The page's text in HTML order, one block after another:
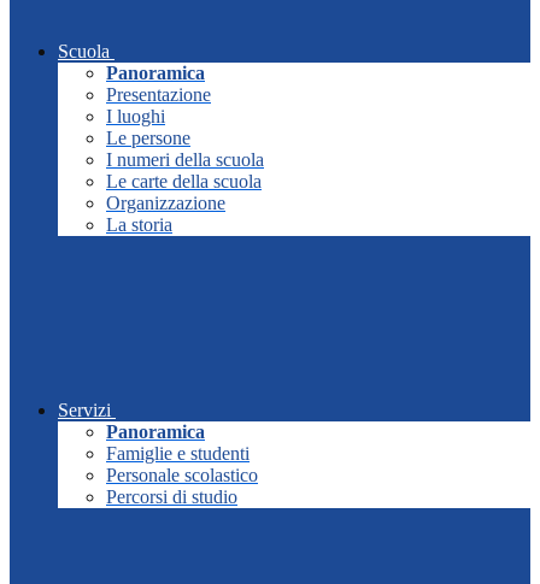
Scuola
Panoramica
Presentazione
I luoghi
Le persone
I numeri della scuola
Le carte della scuola
Organizzazione
La storia
Servizi
Panoramica
Famiglie e studenti
Personale scolastico
Percorsi di studio